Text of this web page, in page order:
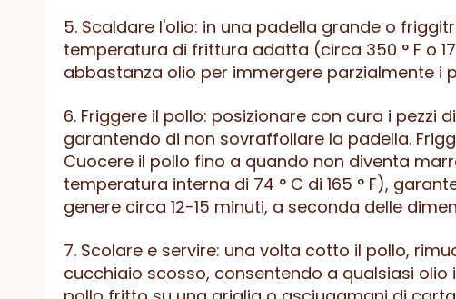
5. Scaldare l'olio: in una padella grande o
temperatura di frittura adatta (circa 350 ° F o
abbastanza olio per immergere parzialmente i
6. Friggere il pollo: posizionare con cura i pezzi
garantendo di non sovraffollare la padella.
Cuocere il pollo fino a quando non diventa
temperatura interna di 74 ° C di 165 ° F),
genere circa 12-15 minuti, a seconda delle
7. Scolare e servire: una volta cotto il pollo,
cucchiaio scosso, consentendo a qualsiasi olio